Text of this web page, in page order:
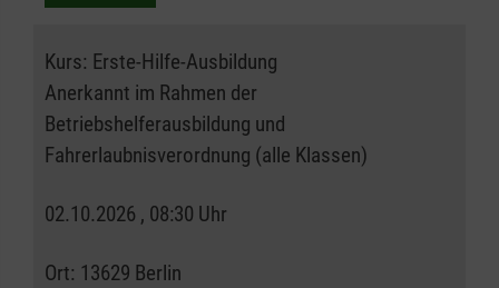
Kurs: Erste-Hilfe-Ausbildung
Anerkannt im Rahmen der
Betriebshelferausbildung und
Fahrerlaubnisverordnung (alle Klassen)
02.10.2026 , 08:30 Uhr
Ort: 13629 Berlin